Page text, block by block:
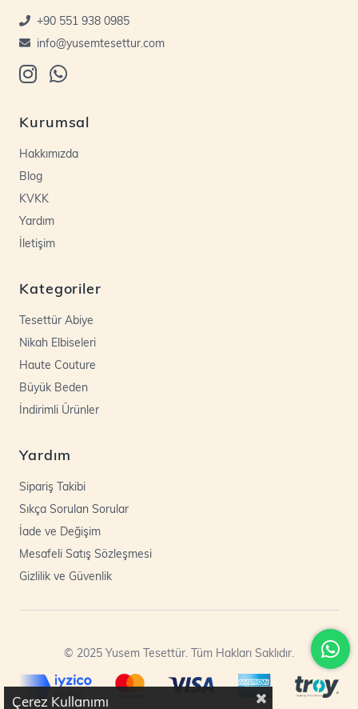
+90 551 938 0985
info@yusemtesettur.com
Kurumsal
Hakkımızda
Blog
KVKK
Yardım
İletişim
Kategoriler
Tesettür Abiye
Nikah Elbiseleri
Haute Couture
Büyük Beden
İndirimli Ürünler
Yardım
Sipariş Takibi
Sıkça Sorulan Sorular
İade ve Değişim
Mesafeli Satış Sözleşmesi
Gizlilik ve Güvenlik
© 2025 Yusem Tesettür. Tüm Hakları Saklıdır.
Çerez Kullanımı